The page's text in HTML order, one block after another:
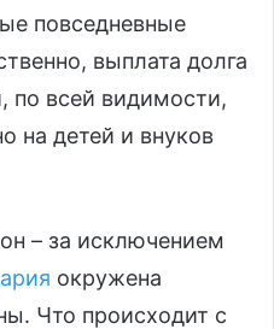
повседневные
выплата долга
по всей видимости,
на детей и внуков
– за исключением
окружена
Что происходит с